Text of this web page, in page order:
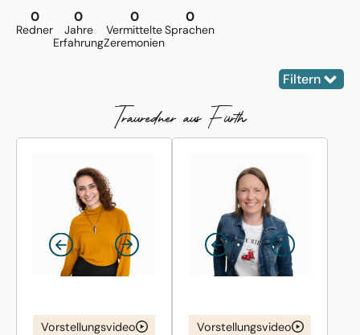
Redner
0
Jahre
Erfahrung
0
Vermittelte
Zeremonien
0
Sprachen
0
Filtern
Trauredner aus Fürth
Vorstellungsvideo Vorstellungsvideo